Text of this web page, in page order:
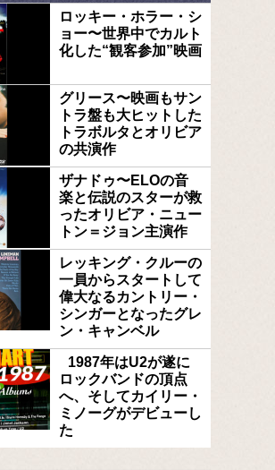
ロッキー・ホラー・シ
ョー〜世界中でカルト
化した“観客参加”映画
グリース〜映画もサン
トラ盤も大ヒットした
トラボルタとオリビア
の共演作
ザナドゥ〜ELOの音
楽と伝説のスターが救
ったオリビア・ニュー
トン＝ジョン主演作
レッキング・クルーの
一員からスタートして
偉大なるカントリー・
シンガーとなったグレ
ン・キャンベル
1987年はU2が遂に
ロックバンドの頂点
へ、そしてカイリー・
ミノーグがデビューし
た